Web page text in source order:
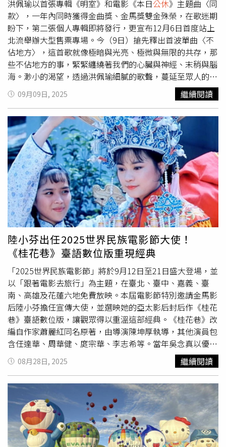
軋糖」及「沙其馬」等產品則有穩定庫存。
洪佩瑜以首張專輯《明室》和電影《本日公休》主題曲〈同
款〉，一年內同時獲得金曲獎、金馬獎雙金殊榮，在歌迷期
盼下，第二張個人專輯即將發行，更宣布12月6日首度站上
北流舉辦大型售票專場。今（9日）搶先釋出首波單曲〈不
佔地方〉，這首歌就像極暗與光亮、極微與無限的共存，那
些不佔地方的事，緊緊纏繞著我們的心臟與神經、末稍與腦
海。渺小的渴望，透過洪佩瑜細膩的歌聲，蔓延至眾人的心
房。〈不佔地方〉在詮釋上極具難度，洪佩瑜得橫跨多達13
度音域，挑戰在最高與最低的音域之間來回，「每次唱到最
後一次副歌之前，要從很低的音域，立刻唱回高音的段
落。」她坦言這是整首歌最難唱的部分，從壓抑到全然釋
放，往內心層層推進，探索明明「不佔地方」，卻難以逃
避、忽視的存在。製作人陳建騏在製作過程中，幾度陷入這
首歌所蘊含的深邃情感，「聽了好幾次，還是有被某些歌詞
打到的感覺。」洪佩瑜剪掉20公分的長髮並漂染。（圖／何
樂音樂提供）二專的音樂樣貌逐一揭曉，洪佩瑜在造型也有
全新突破，直接剪掉招牌長髮足足有20公分，她笑說：「原
本就是短髮愛好者，在準備專輯的過程也強烈感受到了『變
動」』的狀態，跟團隊的大家討論過後，覺得有個別於之前
大家常看到的模樣也是很符合這個作品的，沒有想太多就把
留了一段時間的頭髮剪掉啦！」不僅「變髮」，還加碼「變
色」，漂染了一頭淺咖啡髮色，她這麼形容：「活了34年在
短短的一、兩個月內對頭髮做了有點激烈的事，雖然對頭皮
跟頭髮很抱歉，但也因此體驗到過去從來沒有的感受，接下
來就要來好好的養髮了！」單曲封面設計抓拍洪佩瑜與朋友
自在探索四肢碰觸的瞬間，兩人手腳交錯的連結，像是推開
也是拉近，呈現了這首歌裡既開闊又保有距離的親密感。對
於單曲封面選擇不露臉，而是呈現歌者與另一人四肢碰觸的
畫面，她分享自身觀察：「意識到一種親暱，有時候並不是
非得靠得很近才會顯現的。偶爾在路上看見老爺爺老奶奶牽
著手散步時，我會瞬間理解那是親密的模樣，很多情感走到
最後是再也不牽手的，但末梢是最纖細以及敏感的位置，能
牽起的不僅僅是手，也是最純粹、不怕被打擾的勇氣。」
09月09日, 2025 繼續閱讀
陸小芬出任2025世界民族電影節大使！
《桂花巷》臺語數位版重現經典
「2025世界民族電影節」將於9月12日至21日盛大登場，並
以「跟著電影去旅行」為主題，在臺北、臺中、嘉義、臺
南、高雄及花蓮六地免費放映。本屆電影節特別邀請金馬影
后陸小芬擔任宣傳大使，並選映她的亞太影后封后作《桂花
巷》臺語數位版，讓觀眾得以重溫這部經典。《桂花巷》改
編自作家蕭麗紅同名原著，由導演陳坤厚執導，其他演員包
含任達華、周華健、庹宗華、李志希等。當年吳念真以優雅
的臺語撰寫劇本，而片中庹宗華的臺語對白，更驚喜找來大
導演侯孝賢配音。陸小芬在片中飾演一位命運坎坷的斷掌女
子，以精湛演技詮釋角色內斂而強烈的情感，展現女性在壓
抑中尋求自由的過程。陸小芬在1983年以《看海的日子》
榮獲金馬影后，之後更以《桂花巷》與《晚春情事》兩度奪
得亞太影展影后。前年她以《本日公休》感動千萬觀眾，不
僅重返大銀幕，也再度入圍金馬獎。《桂花巷》導演陳坤厚
想拍出臺南大戶人家的故事。（圖／國家影視聽中心提供）
08月28日, 2025 繼續閱讀